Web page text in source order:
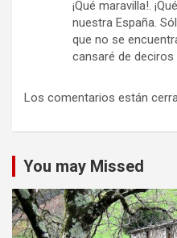
¡Qué maravilla!.
nuestra España.
que no se
cansaré de deciros
Los comentarios están
You may Missed